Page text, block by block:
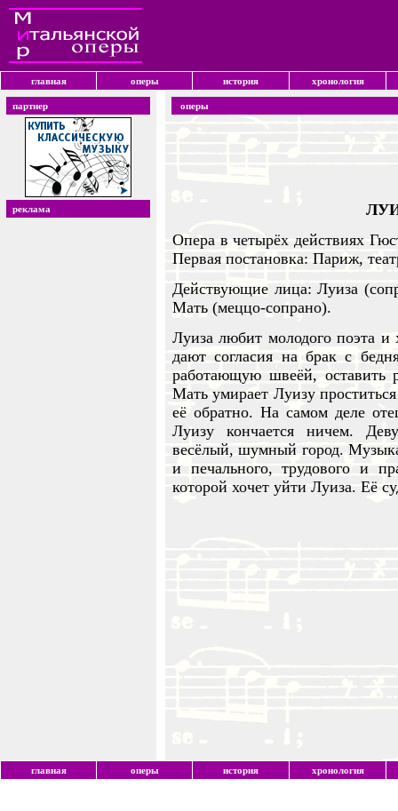
главная оперы история хронология
партнер
реклама
оперы
Опера в четырёх действиях
Первая постановка: Париж,
Действующие лица: Луиза
Мать (меццо-сопрано).
Луиза любит молодого поэта
дают согласия на брак с
работающую швеёй, оставить
Мать умирает Луизу
её обратно. На самом деле
Луизу кончается ничем.
весёлый, шумный город.
и печального, трудового и
которой хочет уйти Луиза. Её
главная оперы история хронология